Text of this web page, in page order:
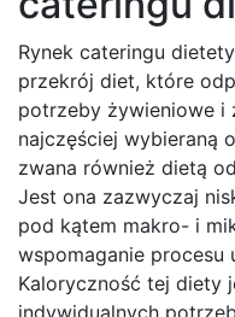
Rynek cateringu
przekrój diet, które
potrzeby żywieniowe i
najczęściej wybieraną
zwana również dietą
Jest ona zazwyczaj
pod kątem makro- i
wspomaganie procesu
Kaloryczność tej diety
indywidualnych